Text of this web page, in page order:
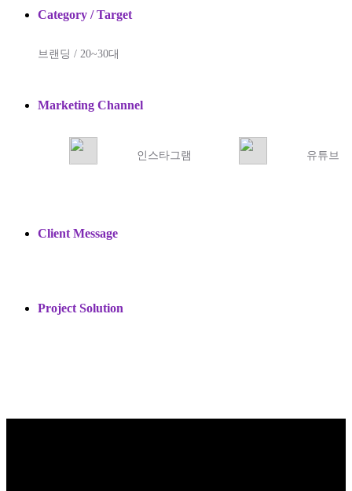
Category / Target
브랜딩 / 20~30대
Marketing Channel
인스타그램 유튜브
Client Message
Project Solution